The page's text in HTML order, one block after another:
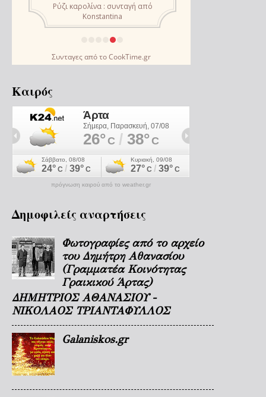
Συνταγεςαπό τοCookTime.gr
Καιρός
πρόγνωση καιρού από το weather.gr
Δημοφιλείς αναρτήσεις
Φωτογραφίες από το αρχείο
του Δημήτρη Αθανασίου
(Γραμματέα Κοινότητας
Γραικικού Άρτας)
ΔΗΜΗΤΡΙΟΣ ΑΘΑΝΑΣΙΟΥ -
ΝΙΚΟΛΑΟΣ ΤΡΙΑΝΤΑΦΥΛΛΟΣ
Galaniskos.gr